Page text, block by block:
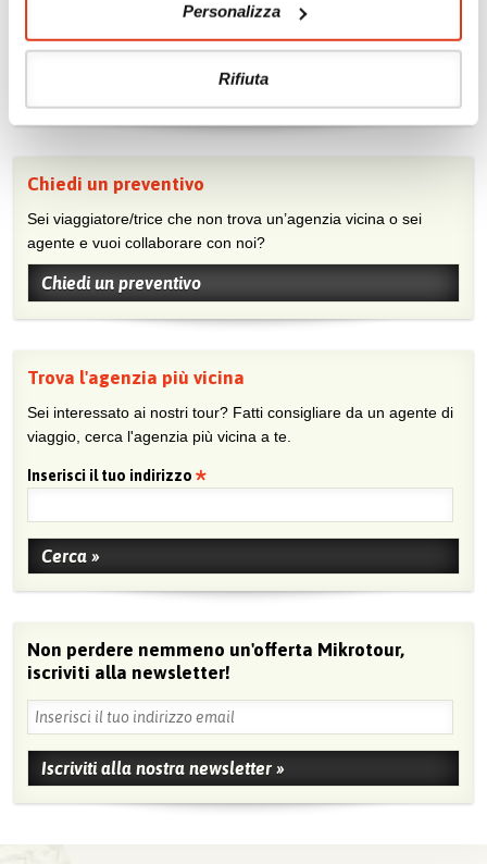
Personalizza
Rifiuta
Condividi con gli altri viaggiatori le tue esperienze e scambia
consigli e suggerimenti sulle tue località preferite.
Visita la nostra pagina Facebook
Chiedi un preventivo
Sei viaggiatore/trice che non trova un’agenzia vicina o sei
agente e vuoi collaborare con noi?
Chiedi un preventivo
Trova l'agenzia più vicina
Sei interessato ai nostri tour? Fatti consigliare da un agente di
viaggio, cerca l'agenzia più vicina a te.
Inserisci il tuo indirizzo
Non perdere nemmeno un'offerta Mikrotour,
iscriviti alla newsletter!